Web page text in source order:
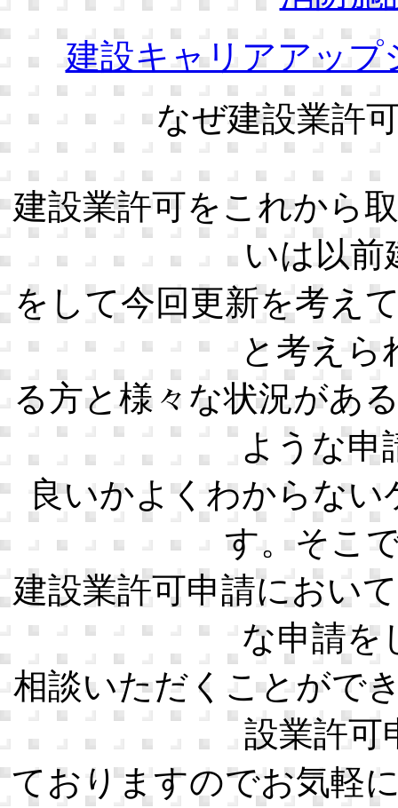
建設キャリアアップ
なぜ建設業許
建設業許可をこれから
いは以前
をして今回更新を考え
と考えら
る方と様々な状況があ
ような申
良いかよくわからな
す。そこ
建設業許可申請におい
な申請を
相談いただくことがで
設業許可
ておりますのでお気軽